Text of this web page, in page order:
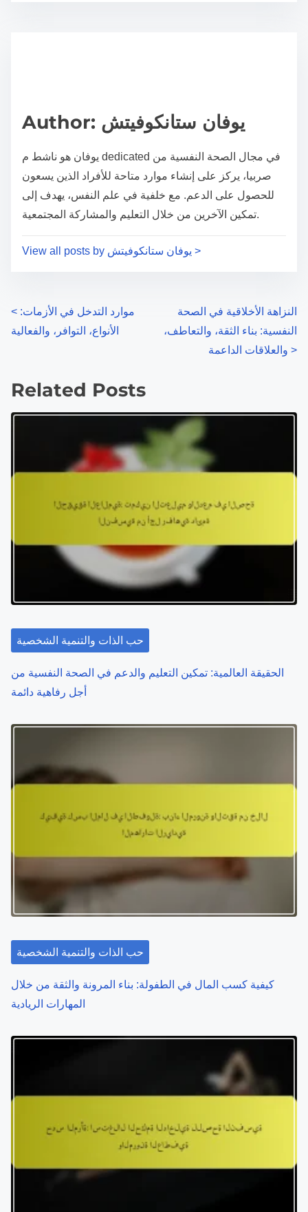
p
s
n
t
Author: يوفان ستانكوفيتش
يوفان هو ناشط م dedicated في مجال الصحة النفسية من
صربيا، يركز على إنشاء موارد متاحة للأفراد الذين يسعون
للحصول على الدعم. مع خلفية في علم النفس، يهدف إلى
تمكين الآخرين من خلال التعليم والمشاركة المجتمعية.
View all posts by يوفان ستانكوفيتش >
P
o
t
s
a
i
i
o
n
< موارد التدخل في الأزمات:
الأنواع، التوافر، والفعالية
النزاهة الأخلاقية في الصحة
النفسية: بناء الثقة، والتعاطف،
>
Related Posts
حب الذات والتنمية الشخصية
الحقيقة العالمية: تمكين التعليم والدعم في الصحة النفسية من
أجل رفاهية دائمة
حب الذات والتنمية الشخصية
كيفية كسب المال في الطفولة: بناء المرونة والثقة من خلال
المهارات الريادية